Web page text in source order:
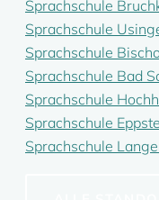
Sprachschule
Sprachschule
Sprachschule
Sprachschule Bad
Sprachschule
Sprachschule
Sprachschule